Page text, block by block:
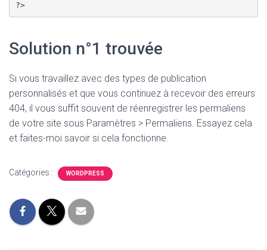
?>
Solution n°1 trouvée
Si vous travaillez avec des types de publication
personnalisés et que vous continuez à recevoir des erreurs
404, il vous suffit souvent de réenregistrer les permaliens
de votre site sous Paramètres > Permaliens. Essayez cela
et faites-moi savoir si cela fonctionne.
Catégories : WORDPRESS